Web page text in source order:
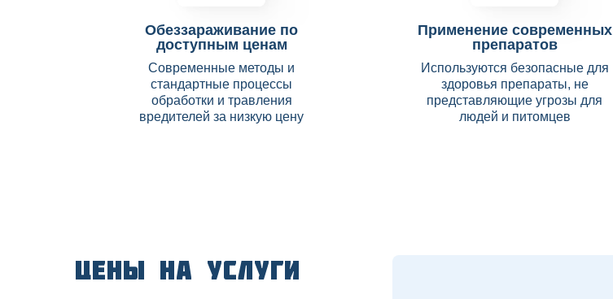
Обеззараживание по
доступным ценам
Современные методы и
стандартные процессы
обработки и травления
вредителей за низкую цену
Применение современных
препаратов
Используются безопасные для
здоровья препараты, не
представляющие угрозы для
людей и питомцев
Цены на услуги